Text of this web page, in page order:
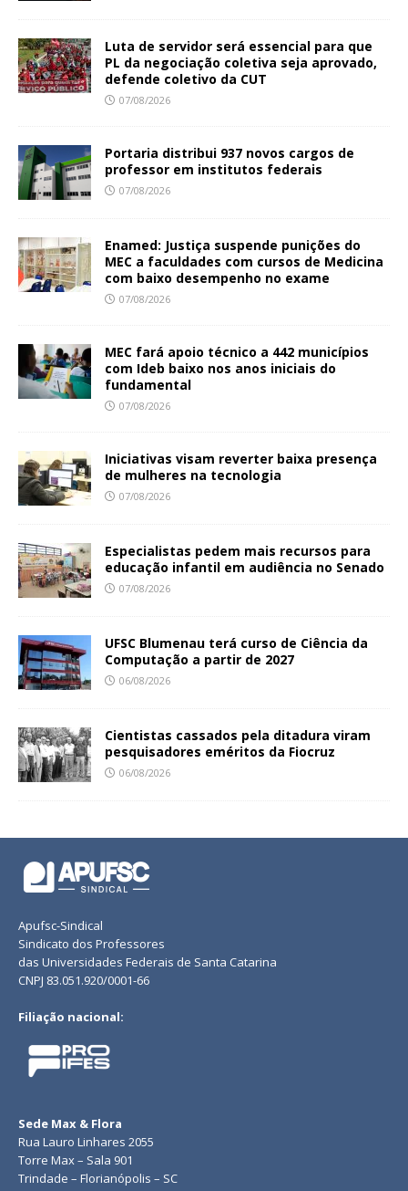
Luta de servidor será essencial para que
PL da negociação coletiva seja aprovado,
defende coletivo da CUT
07/08/2026
Portaria distribui 937 novos cargos de
professor em institutos federais
07/08/2026
Enamed: Justiça suspende punições do
MEC a faculdades com cursos de Medicina
com baixo desempenho no exame
07/08/2026
MEC fará apoio técnico a 442 municípios
com Ideb baixo nos anos iniciais do
fundamental
07/08/2026
Iniciativas visam reverter baixa presença
de mulheres na tecnologia
07/08/2026
Especialistas pedem mais recursos para
educação infantil em audiência no Senado
07/08/2026
UFSC Blumenau terá curso de Ciência da
Computação a partir de 2027
06/08/2026
Cientistas cassados pela ditadura viram
pesquisadores eméritos da Fiocruz
06/08/2026
Apufsc-Sindical
Sindicato dos Professores
das Universidades Federais de Santa Catarina
CNPJ 83.051.920/0001-66
Filiação nacional:
Sede Max & Flora
Rua Lauro Linhares 2055
Torre Max – Sala 901
Trindade – Florianópolis – SC